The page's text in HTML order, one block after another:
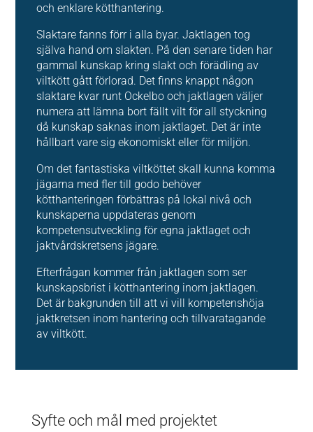
och enklare kötthantering.
Slaktare fanns förr i alla byar. Jaktlagen tog
själva hand om slakten. På den senare tiden har
gammal kunskap kring slakt och förädling av
viltkött gått förlorad. Det finns knappt någon
slaktare kvar runt Ockelbo och jaktlagen väljer
numera att lämna bort fällt vilt för all styckning
då kunskap saknas inom jaktlaget. Det är inte
hållbart vare sig ekonomiskt eller för miljön.
Om det fantastiska viltköttet skall kunna komma
jägarna med fler till godo behöver
kötthanteringen förbättras på lokal nivå och
kunskaperna uppdateras genom
kompetensutveckling för egna jaktlaget och
jaktvårdskretsens jägare.
Efterfrågan kommer från jaktlagen som ser
kunskapsbrist i kötthantering inom jaktlagen.
Det är bakgrunden till att vi vill kompetenshöja
jaktkretsen inom hantering och tillvaratagande
av viltkött.
Syfte och mål med projektet